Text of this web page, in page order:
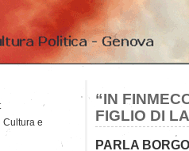
“IN
FIGLIO DI
PARLA
Cultura e